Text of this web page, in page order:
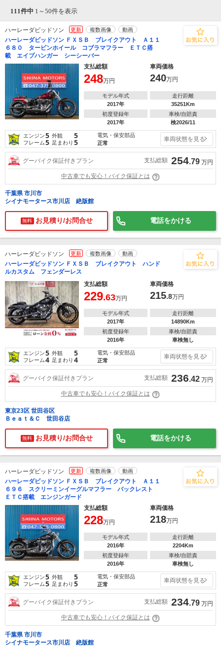
111件中 1～ 50件を表示
ハーレーダビッドソン 更新 複数画像 動画
ハーレーダビッドソン ＦＸＳＢ ブレイクアウト Ａ１１
６８０ タービンホイール コブラマフラー ＥＴＣ搭
載 エイプハンガー シーシーバー
支払総額
車両価格
248万円 240万円
モデル年式
2017年
走行距離
35251Km
初度登録年
2017年
車検/自賠責
検2026/11
エンジン5 外観 5
フレーム5 足まわり 5
電気・保安部品
正常
車両状態を見る
グーバイク保証付きプラン 支払総額 254.79 万円
中古車でも安心！バイク保証とは
千葉県 市川市
シイナモータース市川店 絶版館
無料 お見積り/お問合せ 電話をかける
ハーレーダビッドソン 更新 複数画像 動画
ハーレーダビッドソン ＦＸＳＢ ブレイクアウト ハンド
ルカスタム フェンダーレス
支払総額
車両価格
229.63万円 215.8万円
モデル年式
2017年
走行距離
14890Km
初度登録年
2016年
車検/自賠責
車検無し
エンジン5 外観 5
フレーム4 足まわり 4
電気・保安部品
正常
車両状態を見る
グーバイク保証付きプラン 支払総額 236.42 万円
中古車でも安心！バイク保証とは
東京23区 世田谷区
Ｂｅａｔ＆Ｃ 世田谷店
無料 お見積り/お問合せ 電話をかける
ハーレーダビッドソン 更新 複数画像 動画
ハーレーダビッドソン ＦＸＳＢ ブレイクアウト Ａ１１
６９６ スクリーミンイーグルマフラー バックレスト
ＥＴＣ搭載 エンジンガード
支払総額
車両価格
228万円 218万円
モデル年式
2016年
走行距離
2204Km
初度登録年
2016年
車検/自賠責
車検無し
エンジン5 外観 5
フレーム5 足まわり 5
電気・保安部品
正常
車両状態を見る
グーバイク保証付きプラン 支払総額 234.79 万円
中古車でも安心！バイク保証とは
千葉県 市川市
シイナモータース市川店 絶版館